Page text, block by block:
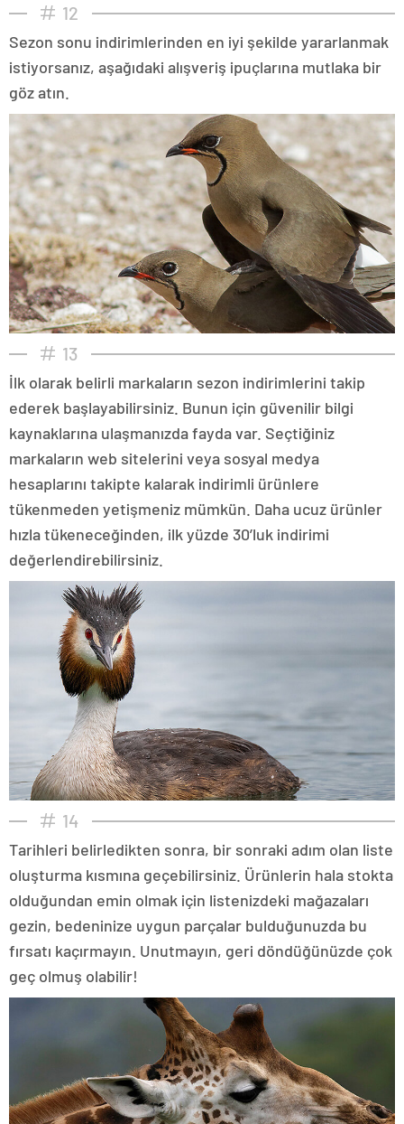
12
Sezon sonu indirimlerinden en iyi şekilde yararlanmak
istiyorsanız, aşağıdaki alışveriş ipuçlarına mutlaka bir
göz atın.
13
İlk olarak belirli markaların sezon indirimlerini takip
ederek başlayabilirsiniz. Bunun için güvenilir bilgi
kaynaklarına ulaşmanızda fayda var. Seçtiğiniz
markaların web sitelerini veya sosyal medya
hesaplarını takipte kalarak indirimli ürünlere
tükenmeden yetişmeniz mümkün. Daha ucuz ürünler
hızla tükeneceğinden, ilk yüzde 30’luk indirimi
değerlendirebilirsiniz.
14
Tarihleri belirledikten sonra, bir sonraki adım olan liste
oluşturma kısmına geçebilirsiniz. Ürünlerin hala stokta
olduğundan emin olmak için listenizdeki mağazaları
gezin, bedeninize uygun parçalar bulduğunuzda bu
fırsatı kaçırmayın. Unutmayın, geri döndüğünüzde çok
geç olmuş olabilir!